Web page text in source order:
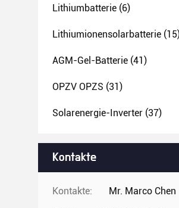
Lithiumbatterie (6)
Lithiumionensolarbatterie
AGM-Gel-Batterie (41)
OPZV OPZS (31)
Solarenergie-Inverter (37)
Kontakte
Kontakte: Mr. Marco Chen